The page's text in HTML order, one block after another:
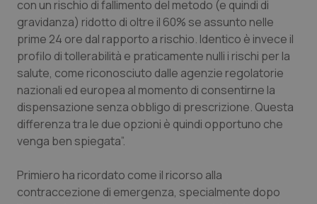
Veneto
Oncoematologia
Oncologia & Nutrizione
Psoriasi & pelle
Quotidiano Cardiologia
Quotidiano Chirurgia
con un rischio di fallimento del metodo (e quindi di
gravidanza) ridotto di oltre il 60% se assunto nelle
prime 24 ore dal rapporto a rischio. Identico è invece il
profilo di tollerabilità e praticamente nulli i rischi per la
salute, come riconosciuto dalle agenzie regolatorie
nazionali ed europea al momento di consentirne la
dispensazione senza obbligo di prescrizione. Questa
differenza tra le due opzioni è quindi opportuno che
venga ben spiegata”.
Primiero ha ricordato come il ricorso alla
contraccezione di emergenza, specialmente dopo